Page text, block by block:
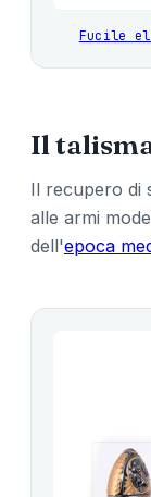
Fucile
Il
Il recupero di
alle armi
dell'epoca